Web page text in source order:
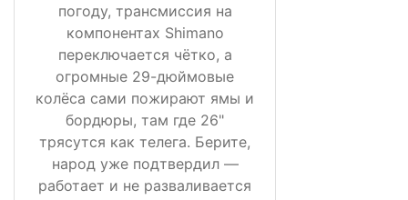
погоду, трансмиссия на
компонентах Shimano
переключается чётко, а
огромные 29-дюймовые
колёса сами пожирают ямы и
бордюры, там где 26"
трясутся как телега. Берите,
народ уже подтвердил —
работает и не разваливается